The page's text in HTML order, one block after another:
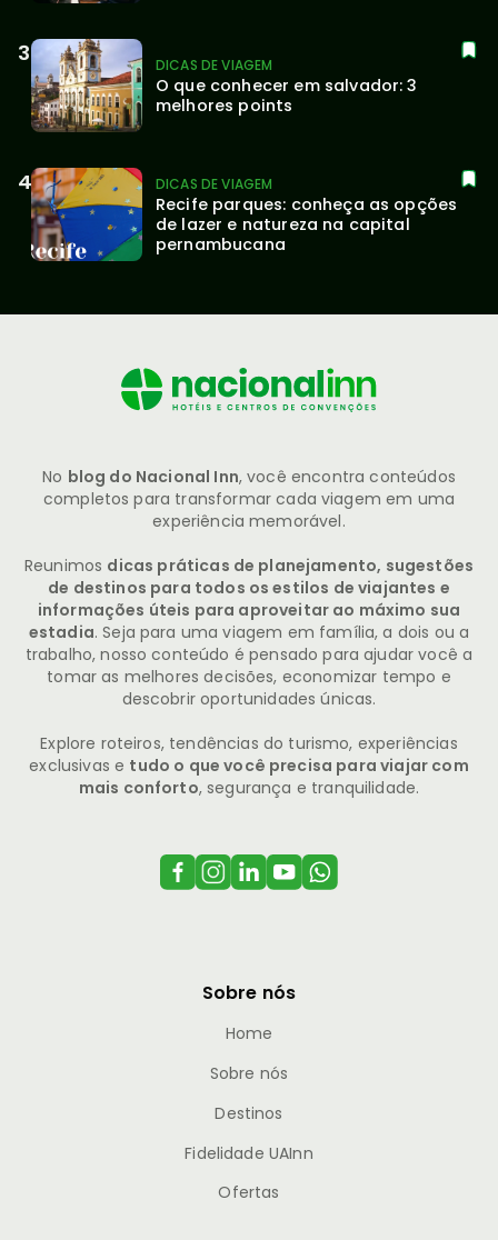
DICAS DE VIAGEM
O que conhecer em salvador: 3
melhores points
DICAS DE VIAGEM
Recife parques: conheça as opções
de lazer e natureza na capital
pernambucana
No blog do Nacional Inn, você encontra conteúdos
completos para transformar cada viagem em uma
experiência memorável.
Reunimos dicas práticas de planejamento, sugestões
de destinos para todos os estilos de viajantes e
informações úteis para aproveitar ao máximo sua
estadia. Seja para uma viagem em família, a dois ou a
trabalho, nosso conteúdo é pensado para ajudar você a
tomar as melhores decisões, economizar tempo e
descobrir oportunidades únicas.
Explore roteiros, tendências do turismo, experiências
exclusivas e tudo o que você precisa para viajar com
mais conforto, segurança e tranquilidade.
Sobre nós
Home
Sobre nós
Destinos
Fidelidade UAInn
Ofertas